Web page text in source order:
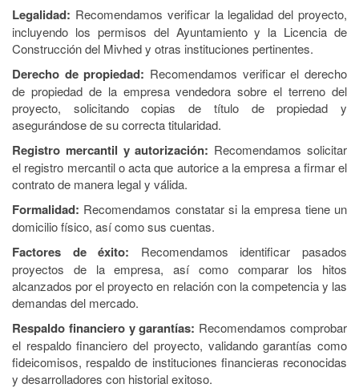
Legalidad: Recomendamos verificar la legalidad del proyecto,
incluyendo los permisos del Ayuntamiento y la Licencia de
Construcción del Mivhed y otras instituciones pertinentes.
Derecho de propiedad: Recomendamos verificar el derecho
de propiedad de la empresa vendedora sobre el terreno del
proyecto, solicitando copias de título de propiedad y
asegurándose de su correcta titularidad.
Registro mercantil y autorización: Recomendamos solicitar
el registro mercantil o acta que autorice a la empresa a firmar el
contrato de manera legal y válida.
Formalidad: Recomendamos constatar si la empresa tiene un
domicilio físico, así como sus cuentas.
Factores de éxito: Recomendamos identificar pasados
proyectos de la empresa, así como comparar los hitos
alcanzados por el proyecto en relación con la competencia y las
demandas del mercado.
Respaldo financiero y garantías: Recomendamos comprobar
el respaldo financiero del proyecto, validando garantías como
fideicomisos, respaldo de instituciones financieras reconocidas
y desarrolladores con historial exitoso.